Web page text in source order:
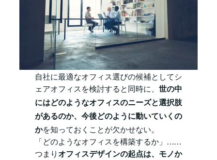
自社に最適なオフィス選びの候補としてシ
ェアオフィスを検討すると同時に、 世の中
にはどのようなオフィスのニーズと選択肢
があるのか、今後どのように動いていくの
かを知っておくことが欠かせない。
「どのようなオフィスを構築するか」……
つまり オフィスデザインの起点は、モノか